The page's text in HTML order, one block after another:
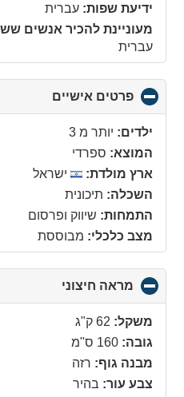
ידיעת שפות: עברית
מעוניינת להכיר אנשים
עברית
פרטים אישיים
to
ילדים: יותר מ 3
המוצא: ספרדי
ארץ מולדת:
ישראל
השכלה: תיכונית
התמחות: שיווק ופרסום
מצב כלכלי: מבוססת
מראה חיצוני
to
משקל: 62 ק"ג
גובה: 160 ס"מ
מבנה גוף: רזה
צבע עור: בהיר